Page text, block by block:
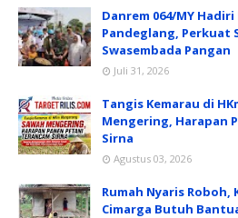
Danrem 064/MY Hadiri
Pandeglang, Perkuat
Swasembada Pangan
Juli 31, 2026
Tangis Kemarau di
Mengering, Harapan
Sirna
Agustus 03, 2026
Rumah Nyaris Roboh,
Cimarga Butuh